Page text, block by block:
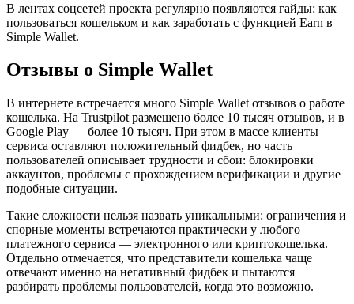
В лентах соцсетей проекта регулярно появляются гайды: как
пользоваться кошельком и как заработать с функцией Earn в
Simple Wallet.
Отзывы о Simple Wallet
В интернете встречается много Simple Wallet отзывов о работе
кошелька. На Trustpilot размещено более 10 тысяч отзывов, и в
Google Play — более 10 тысяч. При этом в массе клиенты
сервиса оставляют положительный фидбек, но часть
пользователей описывает трудности и сбои: блокировки
аккаунтов, проблемы с прохождением верификации и другие
подобные ситуации.
Такие сложности нельзя назвать уникальными: ограничения и
спорные моменты встречаются практически у любого
платежного сервиса — электронного или криптокошелька.
Отдельно отмечается, что представители кошелька чаще
отвечают именно на негативный фидбек и пытаются
разбирать проблемы пользователей, когда это возможно.